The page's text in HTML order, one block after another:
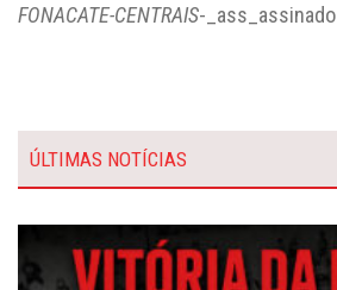
FONACATE-CENTRAIS-_ass_assinado
ÚLTIMAS NOTÍCIAS